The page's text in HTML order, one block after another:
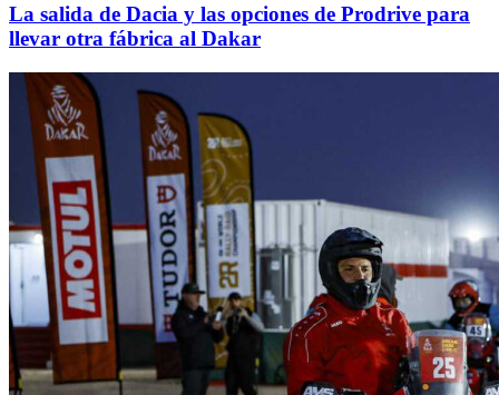
La salida de Dacia y las opciones de Prodrive para
llevar otra fábrica al Dakar